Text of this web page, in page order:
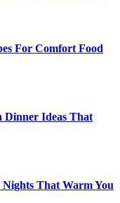
For Comfort Food
Dinner Ideas That
That Warm You